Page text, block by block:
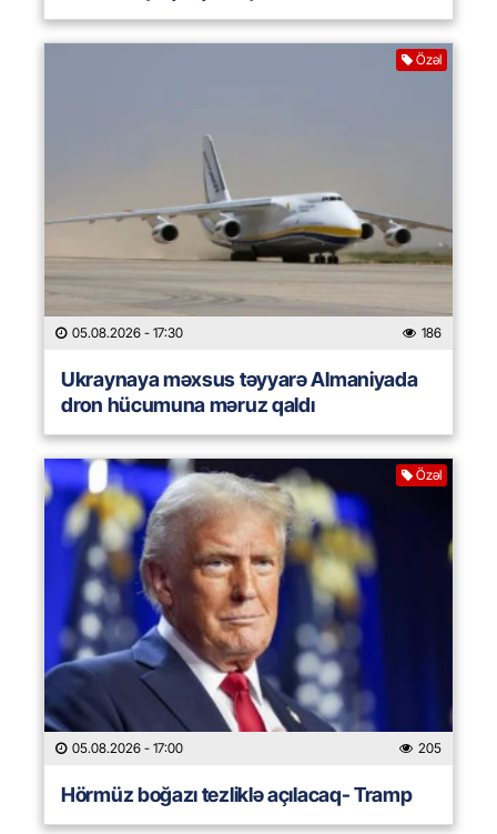
Özəl
05.08.2026 - 17:30 186
Ukraynaya məxsus təyyarə Almaniyada
dron hücumuna məruz qaldı
Özəl
05.08.2026 - 17:00 205
Hörmüz boğazı tezliklə açılacaq- Tramp